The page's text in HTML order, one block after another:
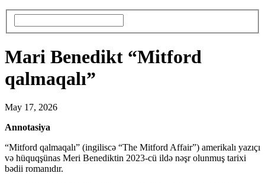
Mari Benedikt “Mitford
qalmaqalı”
May 17, 2026
Annotasiya
“Mitford qalmaqalı” (ingiliscə “The Mitford Affair”) amerikalı yazıçı
və hüquqşünas Meri Benediktin 2023-cü ildə nəşr olunmuş tarixi
bədii romanıdır.